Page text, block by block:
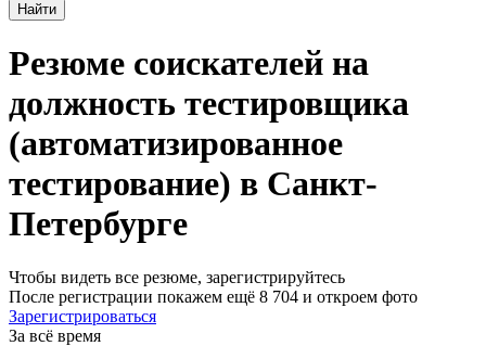
Найти
Резюме соискателей на
должность тестировщика
(автоматизированное
тестирование) в Санкт-
Петербурге
Чтобы видеть все резюме, зарегистрируйтесь
После регистрации покажем ещё 8 704 и откроем фото
Зарегистрироваться
За всё время